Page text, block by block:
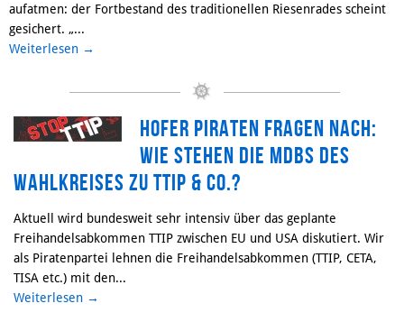
aufatmen: der Fortbestand des traditionellen Riesenrades scheint
gesichert. „...
Weiterlesen →
Hofer Piraten fragen nach:
wie stehen die MdBs des
Wahlkreises zu TTIP & Co.?
Aktuell wird bundesweit sehr intensiv über das geplante
Freihandelsabkommen TTIP zwischen EU und USA diskutiert. Wir
als Piratenpartei lehnen die Freihandelsabkommen (TTIP, CETA,
TISA etc.) mit den...
Weiterlesen →